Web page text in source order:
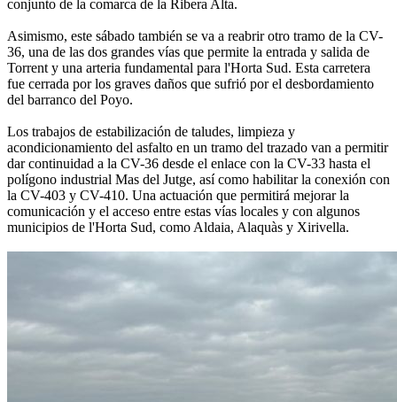
conjunto de la comarca de la Ribera Alta.
Asimismo, este sábado también se va a reabrir otro tramo de la CV-
36, una de las dos grandes vías que permite la entrada y salida de
Torrent y una arteria fundamental para l'Horta Sud. Esta carretera
fue cerrada por los graves daños que sufrió por el desbordamiento
del barranco del Poyo.
Los trabajos de estabilización de taludes, limpieza y
acondicionamiento del asfalto en un tramo del trazado van a permitir
dar continuidad a la CV-36 desde el enlace con la CV-33 hasta el
polígono industrial Mas del Jutge, así como habilitar la conexión con
la CV-403 y CV-410. Una actuación que permitirá mejorar la
comunicación y el acceso entre estas vías locales y con algunos
municipios de l'Horta Sud, como Aldaia, Alaquàs y Xirivella.